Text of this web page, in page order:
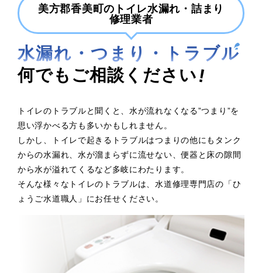
美方郡香美町のトイレ水漏れ・詰まり
修理業者
水漏れ・つまり・トラブル
何でもご相談ください!
トイレのトラブルと聞くと、水が流れなくなる”つまり”を
思い浮かべる方も多いかもしれません。
しかし、トイレで起きるトラブルはつまりの他にもタンク
からの水漏れ、水が溜まらずに流せない、便器と床の隙間
から水が溢れてくるなど多岐にわたります。
そんな様々なトイレのトラブルは、水道修理専門店の「ひ
ょうご水道職人」にお任せください。